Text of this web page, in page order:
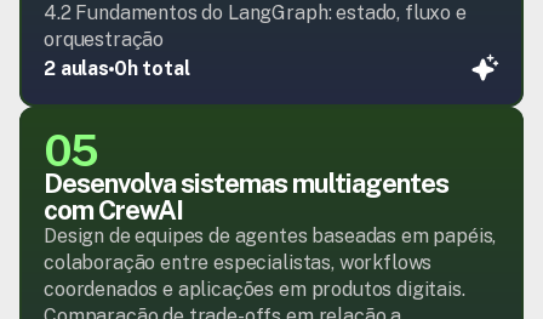
4.2 Fundamentos do LangGraph: estado, fluxo e
orquestração
2 aulas 0h total
05
Desenvolva sistemas multiagentes
com CrewAI
Design de equipes de agentes baseadas em papéis,
colaboração entre especialistas, workflows
coordenados e aplicações em produtos digitais.